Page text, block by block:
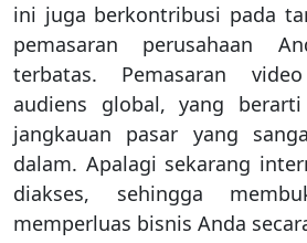
ini juga berkontribusi pada
pemasaran perusahaan
terbatas. Pemasaran
audiens global, yang
jangkauan pasar yang
dalam. Apalagi sekarang
diakses, sehingga
memperluas bisnis Anda